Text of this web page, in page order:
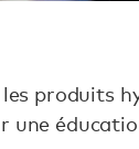
produits
une